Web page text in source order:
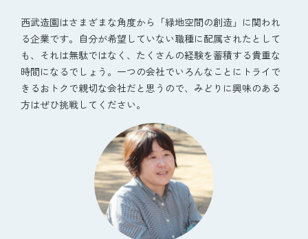
西武造園はさまざまな角度から「緑地空間の創造」に関われ
る企業です。自分が希望していない職種に配属されたとして
も、それは無駄ではなく、たくさんの経験を蓄積する貴重な
時間になるでしょう。一つの会社でいろんなことにトライで
きるおトクで親切な会社だと思うので、みどりに興味のある
方はぜひ挑戦してください。